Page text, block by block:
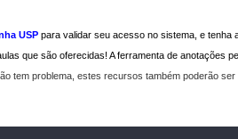
USP para validar seu acesso no sistema, e tenha
que são oferecidas! A ferramenta de
tem problema, estes recursos também poderão